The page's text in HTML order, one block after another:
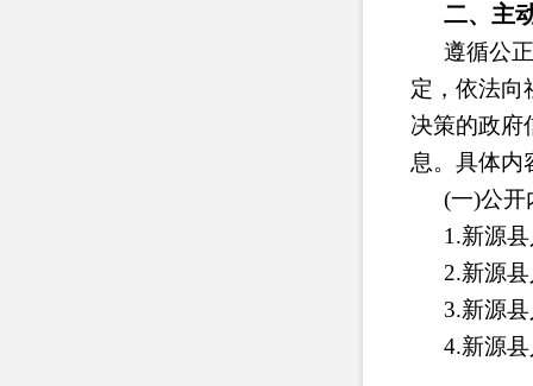
二、主
遵循公
定，依法向
决策的政府
息。具体内
(一)公开
1.新源
2.新源
3.新源
4.新源